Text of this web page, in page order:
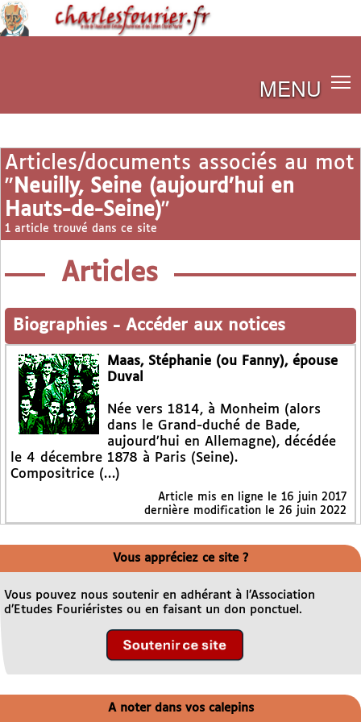
MENU
Articles/documents associés au mot
" Neuilly, Seine (aujourd’hui en
Hauts-de-Seine)"
1 article trouvé dans ce site
Articles
Biographies - Accéder aux notices
Maas, Stéphanie (ou Fanny), épouse
Duval
Née vers 1814, à Monheim (alors
dans le Grand-duché de Bade,
aujourd’hui en Allemagne), décédée
le 4 décembre 1878 à Paris (Seine).
Compositrice (…)
Article mis en ligne le 16 juin 2017
dernière modification le 26 juin 2022
Vous appréciez ce site ?
Vous pouvez nous soutenir en adhérant à l’Association
d’Etudes Fouriéristes ou en faisant un don ponctuel.
A noter dans vos calepins